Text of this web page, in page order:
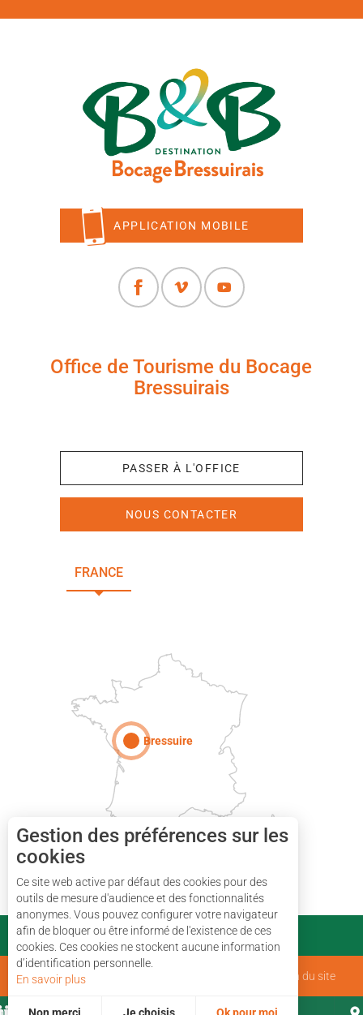
APPLICATION MOBILE
Office de Tourisme du Bocage
Bressuirais
PASSER À L'OFFICE
NOUS CONTACTER
FRANCE
Bressuire
PARTENAIRES
Mentions Légales Plan du site
Gestion des préférences sur les
cookies
Ce site web active par défaut des cookies pour des
outils de mesure d'audience et des fonctionnalités
anonymes. Vous pouvez configurer votre navigateur
afin de bloquer ou être informé de l'existence de ces
cookies. Ces cookies ne stockent aucune information
d’identification personnelle.
En savoir plus